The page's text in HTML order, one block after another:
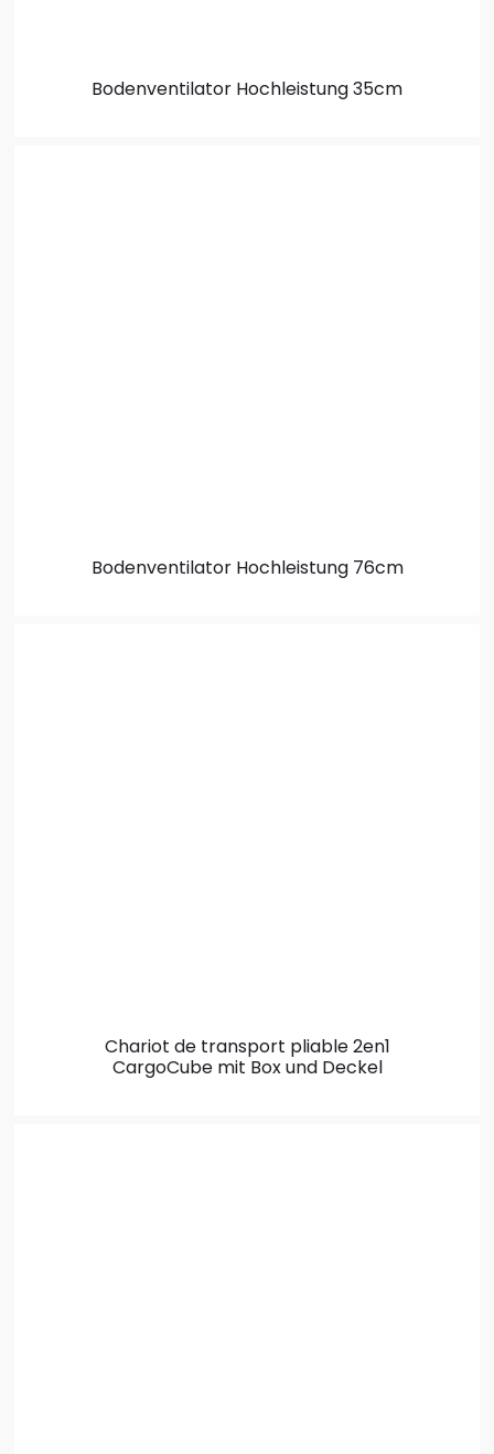
Bodenventilator Hochleistung 35cm
Bodenventilator Hochleistung 76cm
Chariot de transport pliable 2en1
CargoCube mit Box und Deckel